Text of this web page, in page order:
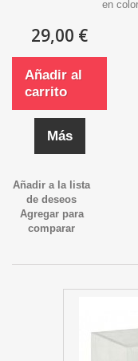
en
29,00 €
Añadir al
carrito
Más
Añadir a la lista
de deseos
Agregar para
comparar